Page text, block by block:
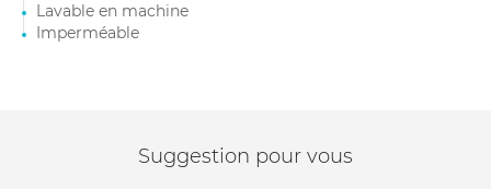
Lavable en machine
Imperméable
Suggestion pour vous